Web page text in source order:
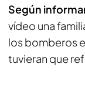
Según
vídeo una
los bomberos
tuvieran que